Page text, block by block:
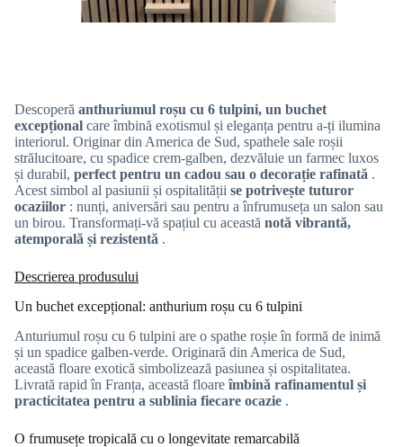
Descoperă anthuriumul roșu cu 6 tulpini, un buchet
excepțional care îmbină exotismul și eleganța pentru a-ți ilumina
interiorul. Originar din America de Sud, spathele sale roșii
strălucitoare, cu spadice crem-galben, dezvăluie un farmec luxos
și durabil, perfect pentru un cadou sau o decorație rafinată .
Acest simbol al pasiunii și ospitalității se potrivește tuturor
ocaziilor : nunți, aniversări sau pentru a înfrumuseța un salon sau
un birou. Transformați-vă spațiul cu această notă vibrantă,
atemporală și rezistentă .
Descrierea produsului
Un buchet excepțional: anthurium roșu cu 6 tulpini
Anturiumul roșu cu 6 tulpini are o spathe roșie în formă de inimă
și un spadice galben-verde. Originară din America de Sud,
această floare exotică simbolizează pasiunea și ospitalitatea.
Livrată rapid în Franța, această floareîmbină rafinamentul și
practicitatea pentru a sublinia fiecare ocazie .
O frumusețe tropicală cu o longevitate remarcabilă